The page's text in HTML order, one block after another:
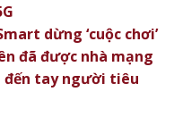
dừng ‘cuộc chơi’
đã được nhà mạng
đến tay người tiêu